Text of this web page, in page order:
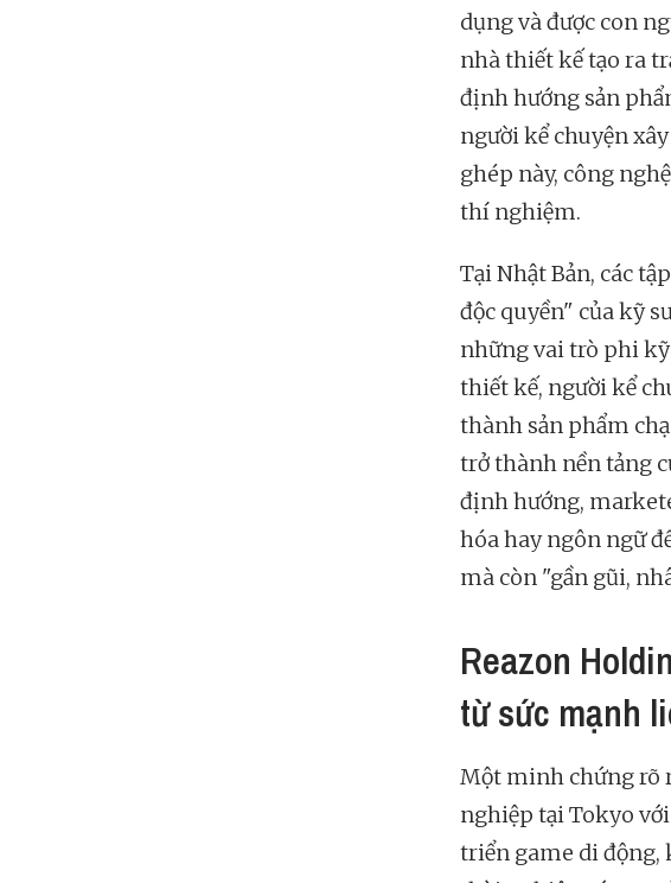
dụng và được con
nhà thiết kế tạo ra
định hướng sản
người kể chuyện
ghép này, công
thí nghiệm.
Tại Nhật Bản, các
độc quyền" của kỹ
những vai trò phi
thiết kế, người kể
thành sản phẩm
trở thành nền tảng
định hướng,
hóa hay ngôn ngữ
mà còn "gần gũi,
Reazon
từ sức mạnh
Một minh chứng rõ
nghiệp tại Tokyo
triển game di động,